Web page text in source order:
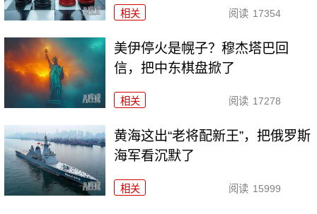
相关 阅读 17354
美伊停火是幌子？穆杰塔巴回
信，把中东棋盘掀了
相关 阅读 17278
黄海这出“老将配新王”，把俄罗斯
海军看沉默了
相关 阅读 15999